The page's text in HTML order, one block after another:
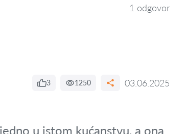
1 odgovor
3 1250 03.06.2025
u istom kućanstvu, a ona